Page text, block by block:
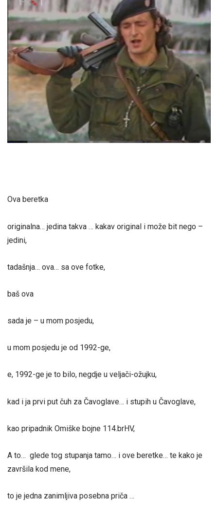
Ova beretka
originalna… jedina takva … kakav original i može bit nego –
jedini,
tadašnja… ova… sa ove fotke,
baš ova
sada je – u mom posjedu,
u mom posjedu je od 1992-ge,
e, 1992-ge je to bilo, negdje u veljači-ožujku,
kad i ja prvi put čuh za Čavoglave… i stupih u Čavoglave,
kao pripadnik Omiške bojne 114.brHV,
A to… glede tog stupanja tamo… i ove beretke… te kako je
završila kod mene,
to je jedna zanimljiva posebna priča …